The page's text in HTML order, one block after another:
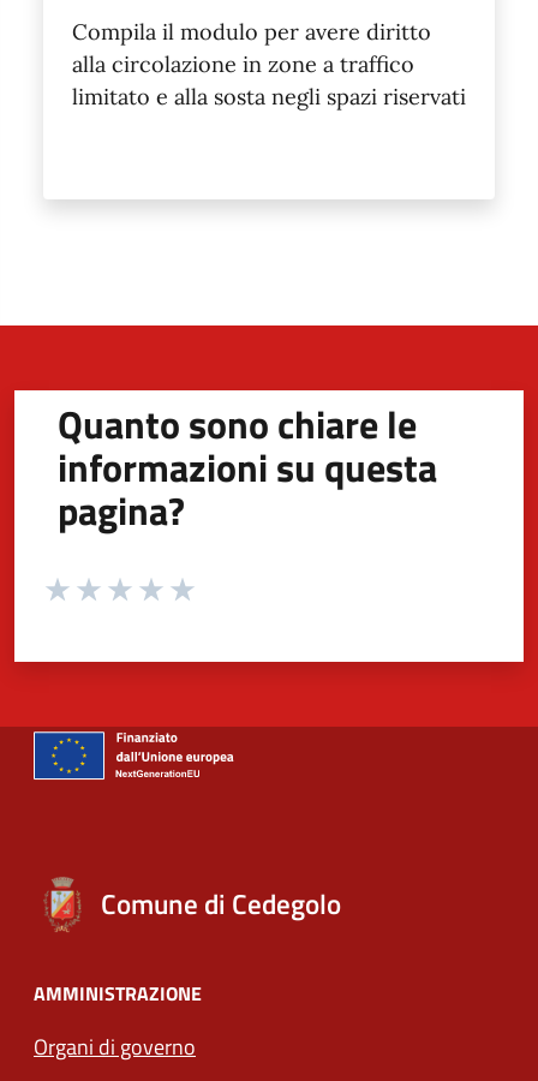
Compila il modulo per avere diritto
alla circolazione in zone a traffico
limitato e alla sosta negli spazi riservati
Quanto sono chiare le
informazioni su questa
pagina?
Valuta da 1 a 5 stelle la pagina
Comune di Cedegolo
AMMINISTRAZIONE
Organi di governo